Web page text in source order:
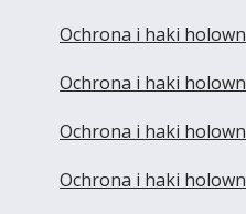
Ochrona i haki
Ochrona i haki
Ochrona i haki
Ochrona i haki